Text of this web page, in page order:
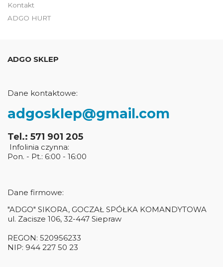
Kontakt
ADGO HURT
ADGO SKLEP
Dane kontaktowe:
adgosklep@gmail.com
Tel.: 571 901 205
Infolinia czynna:
Pon. - Pt.: 6:00 - 16:00
Dane firmowe:
"ADGO" SIKORA, GOCZAŁ SPÓŁKA KOMANDYTOWA
ul. Zacisze 106, 32-447 Siepraw
REGON: 520956233
NIP: 944 227 50 23